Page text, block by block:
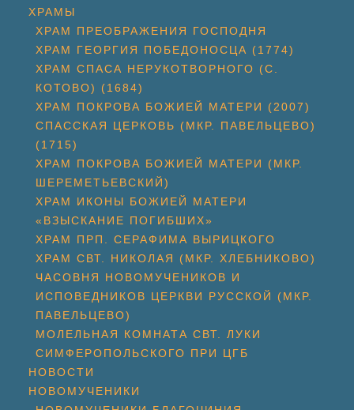
ХРАМЫ
ХРАМ ПРЕОБРАЖЕНИЯ ГОСПОДНЯ
ХРАМ ГЕОРГИЯ ПОБЕДОНОСЦА (1774)
ХРАМ СПАСА НЕРУКОТВОРНОГО (С.
КОТОВО) (1684)
ХРАМ ПОКРОВА БОЖИЕЙ МАТЕРИ (2007)
СПАССКАЯ ЦЕРКОВЬ (МКР. ПАВЕЛЬЦЕВО)
(1715)
ХРАМ ПОКРОВА БОЖИЕЙ МАТЕРИ (МКР.
ШЕРЕМЕТЬЕВСКИЙ)
ХРАМ ИКОНЫ БОЖИЕЙ МАТЕРИ
«ВЗЫСКАНИЕ ПОГИБШИХ»
ХРАМ ПРП. СЕРАФИМА ВЫРИЦКОГО
ХРАМ СВТ. НИКОЛАЯ (МКР. ХЛЕБНИКОВО)
ЧАСОВНЯ НОВОМУЧЕНИКОВ И
ИСПОВЕДНИКОВ ЦЕРКВИ РУССКОЙ (МКР.
ПАВЕЛЬЦЕВО)
МОЛЕЛЬНАЯ КОМНАТА СВТ. ЛУКИ
СИМФЕРОПОЛЬСКОГО ПРИ ЦГБ
НОВОСТИ
НОВОМУЧЕНИКИ